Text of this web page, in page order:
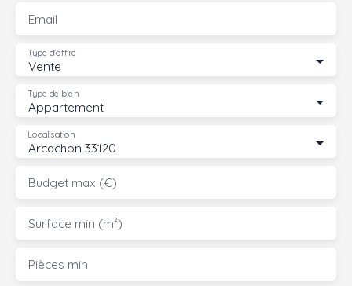
Email
Vente
Type d'offre
Appartement
Type de bien
Arcachon 33120
Localisation
Budget max (€)
Surface min (m²)
Pièces min